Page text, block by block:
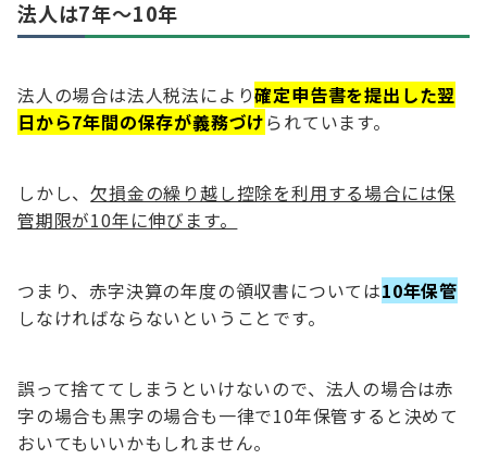
法人は7年〜10年
法人の場合は法人税法により確定申告書を提出した翌
日から7年間の保存が義務づけられています。
しかし、欠損金の繰り越し控除を利用する場合には保
管期限が10年に伸びます。
つまり、赤字決算の年度の領収書については10年保管
しなければならないということです。
誤って捨ててしまうといけないので、法人の場合は赤
字の場合も黒字の場合も一律で10年保管すると決めて
おいてもいいかもしれません。